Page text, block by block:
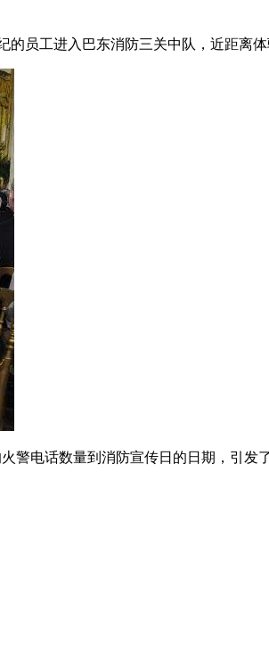
员工进入巴东消防三关中队，近距离体
电话数量到消防宣传日的日期，引发